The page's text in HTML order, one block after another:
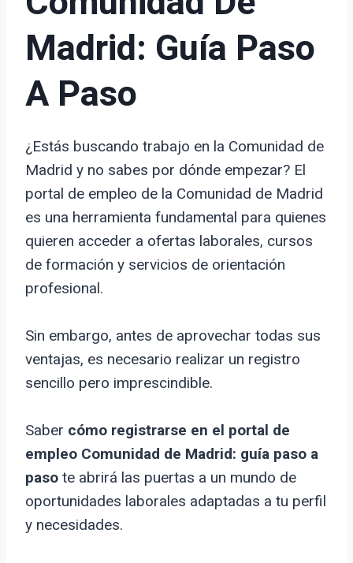
Madrid: Guía Paso
A Paso
¿Estás buscando trabajo en la Comunidad de
Madrid y no sabes por dónde empezar? El
portal de empleo de la Comunidad de Madrid
es una herramienta fundamental para quienes
quieren acceder a ofertas laborales, cursos
de formación y servicios de orientación
profesional.
Sin embargo, antes de aprovechar todas sus
ventajas, es necesario realizar un registro
sencillo pero imprescindible.
Saber cómo registrarse en el portal de
empleo Comunidad de Madrid: guía paso a
paso te abrirá las puertas a un mundo de
oportunidades laborales adaptadas a tu perfil
y necesidades.